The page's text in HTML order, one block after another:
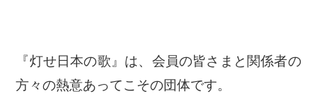
『灯せ日本の歌』は、会員の皆さまと関係者の
方々の熱意あってこその団体です。